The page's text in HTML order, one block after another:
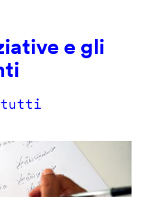
e gli
tutti